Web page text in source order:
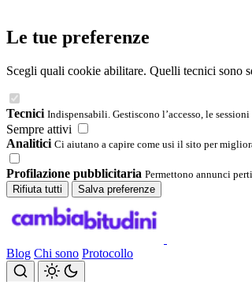
Le tue preferenze
Scegli quali cookie abilitare. Quelli tecnici sono
Tecnici Indispensabili. Gestiscono l’accesso, le sessioni
Sempre attivi
Analitici Ci aiutano a capire come usi il sito per
Profilazione pubblicitaria Permettono annunci
Rifiuta tutti
Salva preferenze
Blog Chi sono Protocollo